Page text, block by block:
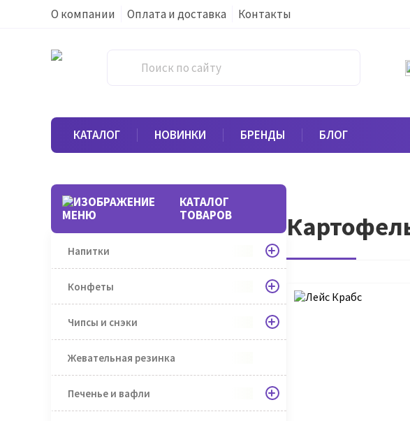
О компании Оплата и доставка Контакты
КАТАЛОГ НОВИНКИ БРЕНДЫ БЛОГ
КАТАЛОГ
ТОВАРОВ
Напитки
Конфеты
Чипсы и снэки
Жевательная резинка
Печенье и вафли